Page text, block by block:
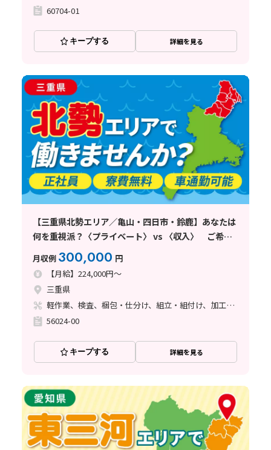
60704-01
キープする 詳細を見る
【三重県北勢エリア／亀山・四日市・鈴鹿】あなたは
何を重視派？〈プライベート〉 vs 〈収入〉 ご希望
に合わせて紹介致します！
月収例 300,000 円
【月給】224,000円～
三重県
軽作業、検査、梱包・仕分け、組立・組付け、加工、マシンオペレーター、クリーンルーム、品質管理、フォークリフト
56024-00
キープする 詳細を見る